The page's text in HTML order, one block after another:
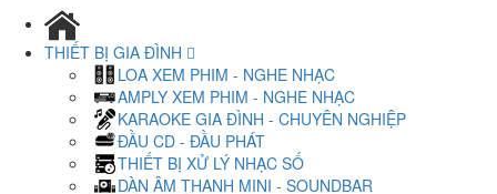
THIẾT BỊ GIA ĐÌNH
LOA XEM PHIM - NGHE NHẠC
AMPLY XEM PHIM - NGHE NHẠC
KARAOKE GIA ĐÌNH - CHUYÊN NGHIỆP
ĐẦU CD - ĐẦU PHÁT
THIẾT BỊ XỬ LÝ NHẠC SỐ
DÀN ÂM THANH MINI - SOUNDBAR